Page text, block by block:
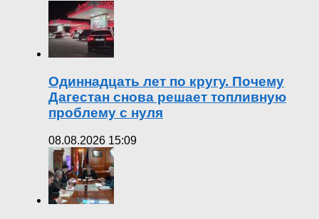
Одиннадцать лет по кругу. Почему
Дагестан снова решает топливную
проблему с нуля
08.08.2026 15:09